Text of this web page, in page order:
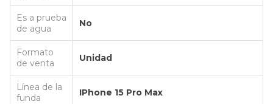
Es a prueba
de agua
No
Formato
de venta
Unidad
Línea de la
funda
IPhone 15 Pro Max